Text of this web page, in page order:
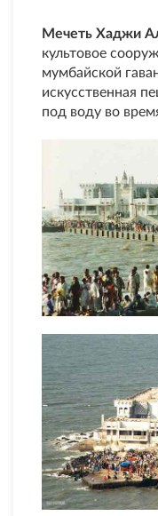
Мечеть Хаджи
культовое
мумбайской
искусственная
под воду во